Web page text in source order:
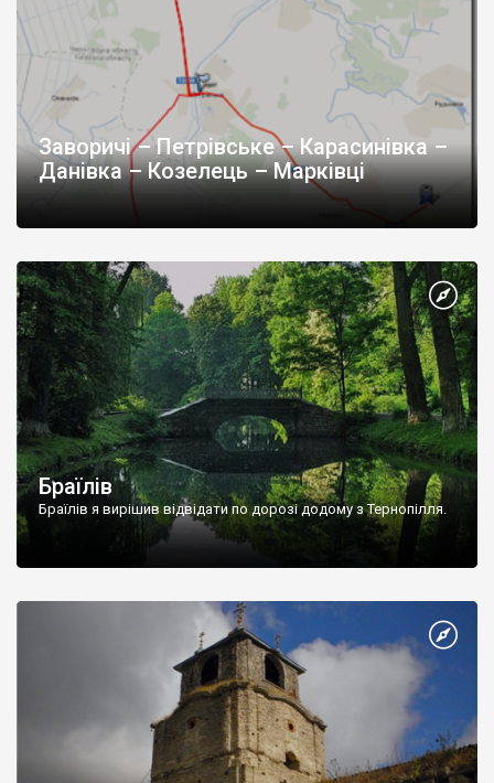
Заворичі – Петрівське – Карасинівка –
Данівка – Козелець – Марківці
Браїлів
Браїлів я вирішив відвідати по дорозі додому з Тернопілля.